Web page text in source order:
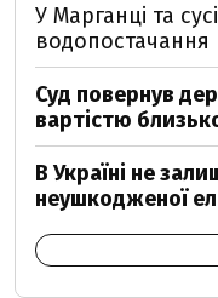
У Марганці та
водопостачання
Суд повернув
вартістю
В Україні не
неушкодженої